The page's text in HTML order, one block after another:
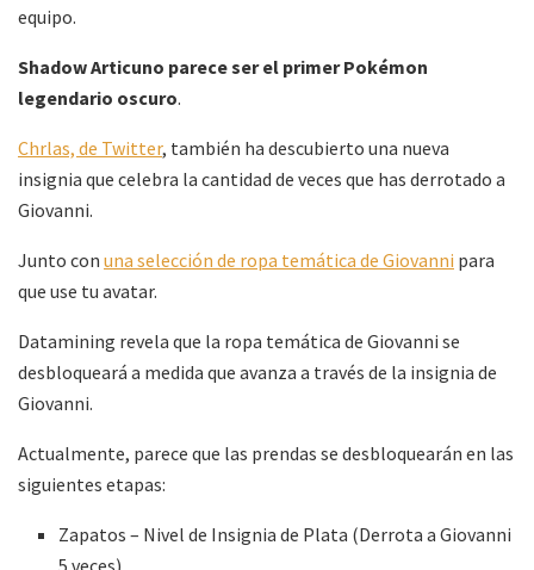
equipo.
Shadow Articuno parece ser el primer Pokémon
legendario oscuro.
Chrlas, de Twitter, también ha descubierto una nueva
insignia que celebra la cantidad de veces que has derrotado a
Giovanni.
Junto con una selección de ropa temática de Giovanni para
que use tu avatar.
Datamining revela que la ropa temática de Giovanni se
desbloqueará a medida que avanza a través de la insignia de
Giovanni.
Actualmente, parece que las prendas se desbloquearán en las
siguientes etapas:
Zapatos – Nivel de Insignia de Plata (Derrota a Giovanni
5 veces)